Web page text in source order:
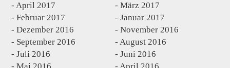
April 2017
März 2017
Februar 2017
Januar 2017
Dezember 2016
November 2016
September 2016
August 2016
Juli 2016
Juni 2016